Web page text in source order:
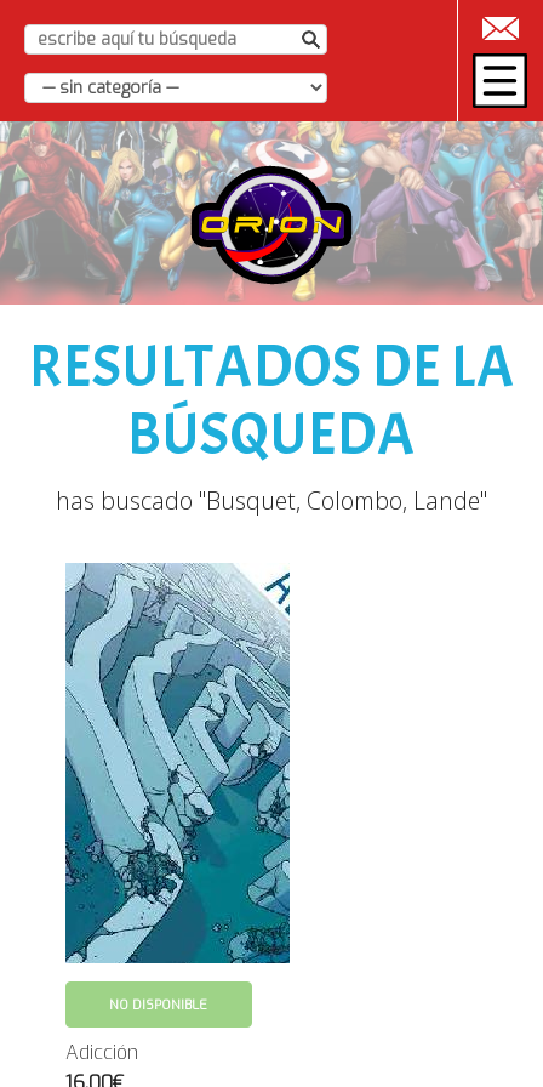
|
RESULTADOS DE LA
BÚSQUEDA
has buscado "Busquet, Colombo, Lande"
NO DISPONIBLE
Adicción